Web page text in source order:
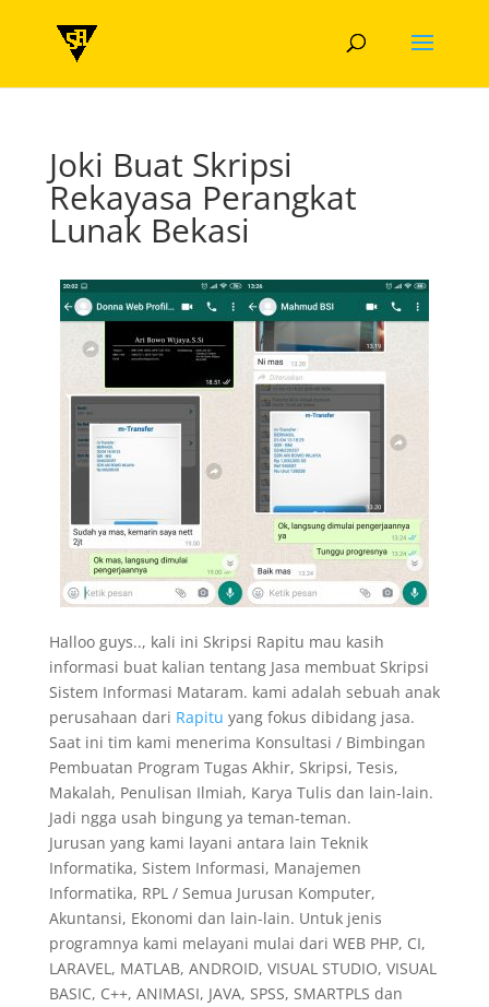
Joki Buat Skripsi
Rekayasa Perangkat
Lunak Bekasi
Halloo guys.., kali ini Skripsi Rapitu mau kasih
informasi buat kalian tentang Jasa membuat Skripsi
Sistem Informasi Mataram. kami adalah sebuah anak
perusahaan dari Rapitu yang fokus dibidang jasa.
Saat ini tim kami menerima Konsultasi / Bimbingan
Pembuatan Program Tugas Akhir, Skripsi, Tesis,
Makalah, Penulisan Ilmiah, Karya Tulis dan lain-lain.
Jadi ngga usah bingung ya teman-teman.
Jurusan yang kami layani antara lain Teknik
Informatika, Sistem Informasi, Manajemen
Informatika, RPL / Semua Jurusan Komputer,
Akuntansi, Ekonomi dan lain-lain. Untuk jenis
programnya kami melayani mulai dari WEB PHP, CI,
LARAVEL, MATLAB, ANDROID, VISUAL STUDIO, VISUAL
BASIC, C++, ANIMASI, JAVA, SPSS, SMARTPLS dan